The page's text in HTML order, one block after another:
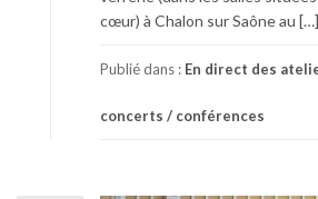
cœur) à Chalon sur Saône au […]
Publié dans : En direct des
concerts / conférences